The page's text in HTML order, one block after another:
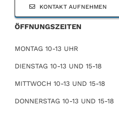
KONTAKT AUFNEHMEN
ÖFFNUNGSZEITEN
MONTAG 10-13 UHR
DIENSTAG 10-13 UND 15-18
MITTWOCH 10-13 UND 15-18
DONNERSTAG 10-13 UND 15-18